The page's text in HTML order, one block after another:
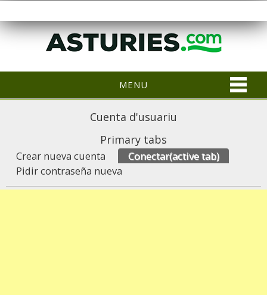
MENU
Cuenta d'usuariu
Primary tabs
Crear nueva cuenta Conectar(active tab)
Pidir contraseña nueva